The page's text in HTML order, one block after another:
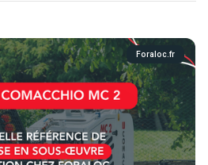
Foraloc.fr